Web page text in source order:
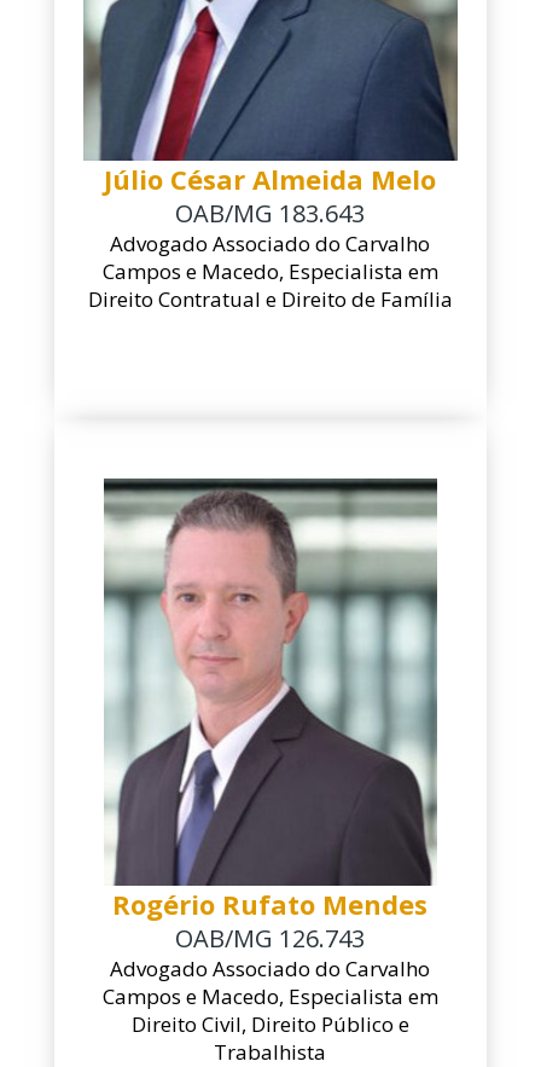
Júlio César Almeida Melo
OAB/MG 183.643
Advogado Associado do Carvalho
Campos e Macedo, Especialista em
Direito Contratual e Direito de Família
Rogério Rufato Mendes
OAB/MG 126.743
Advogado Associado do Carvalho
Campos e Macedo, Especialista em
Direito Civil, Direito Público e
Trabalhista